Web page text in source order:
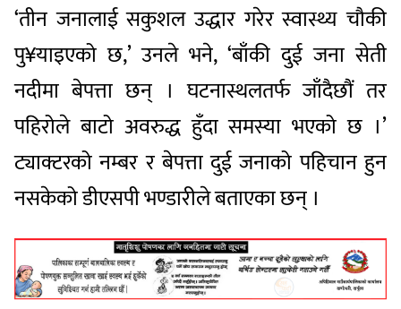
‘तीन जनालाई सकुशल उद्धार गरेर स्वास्थ्य चौकी
पु¥याइएको छ,’ उनले भने, ‘बाँकी दुई जना सेती
नदीमा बेपत्ता छन् । घटनास्थलतर्फ जाँदैछौं तर
पहिरोले बाटो अवरुद्ध हुँदा समस्या भएको छ ।’
ट्याक्टरको नम्बर र बेपत्ता दुई जनाको पहिचान हुन
नसकेको डीएसपी भण्डारीले बताएका छन् ।